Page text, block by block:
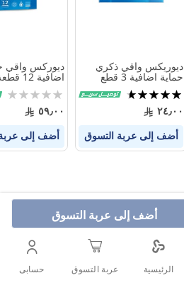
أضف إلى عربة التسوق
ديوريكس واقي ذكري
حماية اضافية 3 قطع
تقييم:
93%
٢٤٫٠٠
أضف إلى عربة التسوق
ديوركس واقي
اضافية 12 قطعة
Rating:
٥٩٫٠٠
أضف إلى
الرئيسية عربة التسوق حسابى